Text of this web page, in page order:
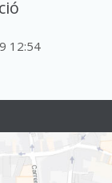
12:54